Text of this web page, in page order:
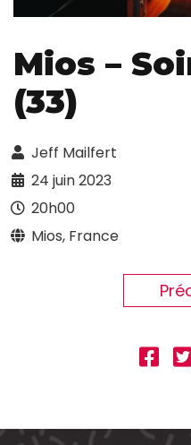
Mios –
(33)
Jeff Mailfert
24 juin 2023
20h00
Mios, France